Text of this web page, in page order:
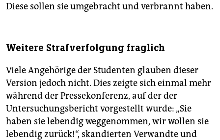
Diese sollen sie umgebracht und verbrannt haben.
Weitere Strafverfolgung fraglich
Viele Angehörige der Studenten glauben dieser
Version jedoch nicht. Dies zeigte sich einmal mehr
während der Pressekonferenz, auf der der
Untersuchungsbericht vorgestellt wurde: „Sie
haben sie lebendig weggenommen, wir wollen sie
lebendig zurück!“, skandierten Verwandte und